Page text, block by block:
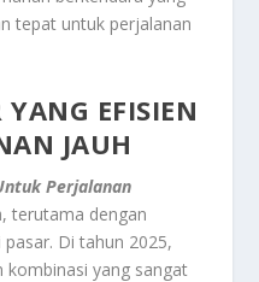
tepat untuk perjalanan
EFISIEN
JAUH
Perjalanan
terutama dengan
Di tahun 2025,
yang sangat